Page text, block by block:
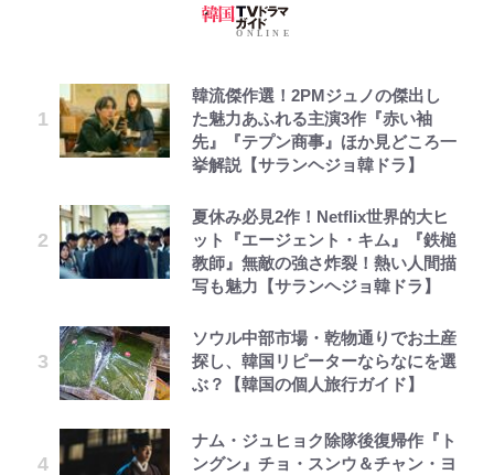
韓流傑作選！2PMジュノの傑出し
た魅力あふれる主演3作『赤い袖
先』『テプン商事』ほか見どころ一
挙解説【サランヘジョ韓ドラ】
夏休み必見2作！Netflix世界的大ヒ
ット『エージェント・キム』『鉄槌
教師』無敵の強さ炸裂！熱い人間描
写も魅力【サランヘジョ韓ドラ】
ソウル中部市場・乾物通りでお土産
探し、韓国リピーターならなにを選
ぶ？【韓国の個人旅行ガイド】
ナム・ジュヒョク除隊後復帰作『ト
ングン』チョ・スンウ＆チャン・ヨ